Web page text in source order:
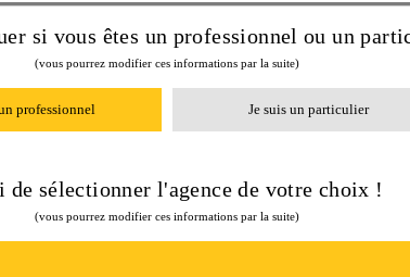
si vous êtes un professionnel ou un
(vous pourrez modifier ces informations par la suite)
professionnel Je suis un particulier
de sélectionner l'agence de votre choix !
(vous pourrez modifier ces informations par la suite)